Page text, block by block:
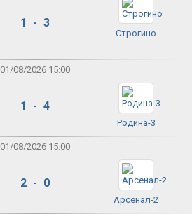
1 - 3
Строгино
01/08/2026 15:00
1 - 4
Родина-3
01/08/2026 15:00
2 - 0
Арсенал-2